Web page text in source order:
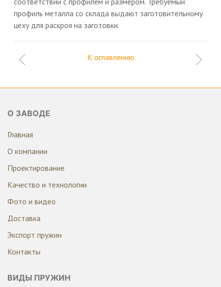
профиль металла со склада выдают заготовительному
цеху для раскроя на заготовки.
К оглавлению
О ЗАВОДЕ
Главная
О компании
Проектирование
Качество и технологии
Фото и видео
Доставка
Экспорт пружин
Контакты
ВИДЫ ПРУЖИН